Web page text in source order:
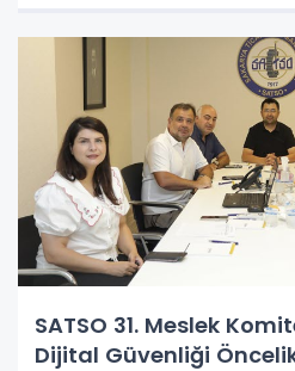
SATSO 31. Meslek
Dijital Güvenliği